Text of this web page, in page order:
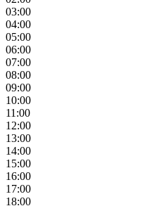
03:00
04:00
05:00
06:00
07:00
08:00
09:00
10:00
11:00
12:00
13:00
14:00
15:00
16:00
17:00
18:00